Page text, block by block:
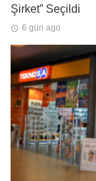
Şirket” Seçildi
6 gün ago